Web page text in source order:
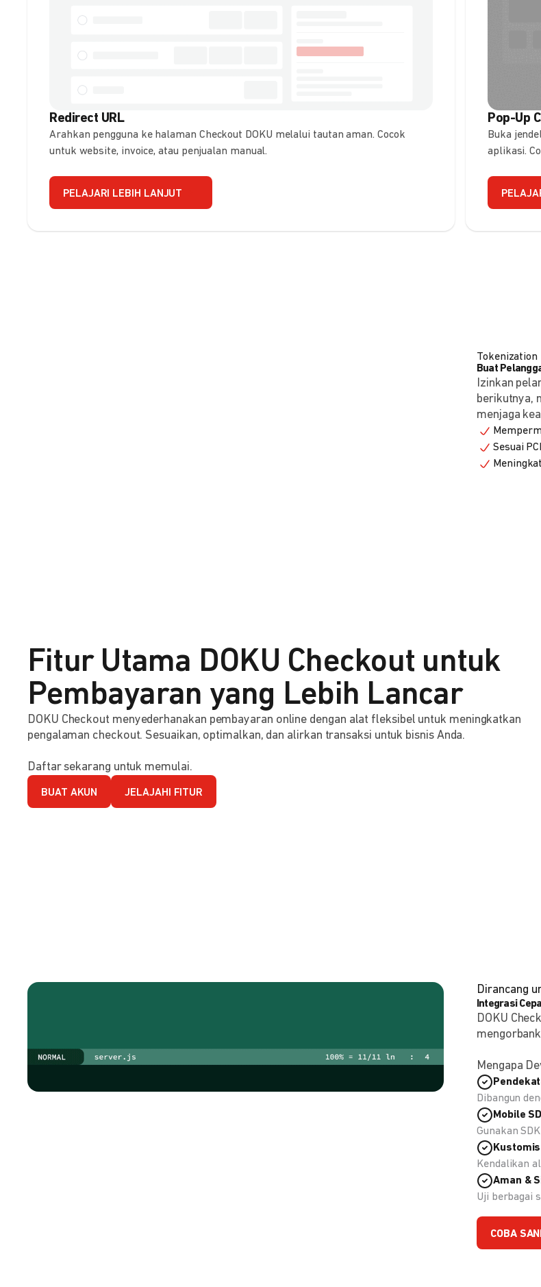
Redirect URL
Arahkan pengguna ke halaman Checkout DOKU melalui tautan aman. Cocok
untuk website, invoice, atau penjualan manual.
PELAJARI LEBIH LANJUT
Pop-Up
Buka
aplikasi.
Tokenization
Buat
Izinkan
berikutnya,
menjaga
Sesuai
Fitur Utama DOKU Checkout untuk
Pembayaran yang Lebih Lancar
DOKU Checkout menyederhanakan pembayaran online dengan alat fleksibel untuk meningkatkan
pengalaman checkout. Sesuaikan, optimalkan, dan alirkan transaksi untuk bisnis Anda.
Daftar sekarang untuk memulai.
BUAT AKUN JELAJAHI FITUR
Dirancang
Integrasi
DOKU
Mengapa
Dibangun
Mobile
Gunakan
Kendalikan
Aman &
Uji berbagai
COBA